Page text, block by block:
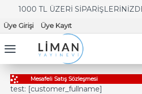
1000 TL ÜZERİ
Üye Girişi Üye Kayıt
Mesafeli Satış Sözleşmesi
test: [customer_fullname]